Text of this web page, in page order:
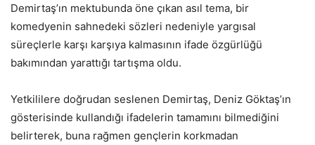
Demirtaş’ın mektubunda öne çıkan asıl tema, bir
komedyenin sahnedeki sözleri nedeniyle yargısal
süreçlerle karşı karşıya kalmasının ifade özgürlüğü
bakımından yarattığı tartışma oldu.
Yetkililere doğrudan seslenen Demirtaş, Deniz Göktaş’ın
gösterisinde kullandığı ifadelerin tamamını bilmediğini
belirterek, buna rağmen gençlerin korkmadan